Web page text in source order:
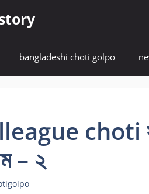
bangladeshi choti golpo
choti
– ২